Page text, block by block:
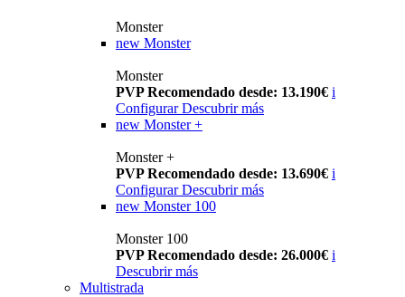
Monster
new Monster
Monster
PVP Recomendado desde: 13.190€ i
Configurar Descubrir más
new Monster +
Monster +
PVP Recomendado desde: 13.690€ i
Configurar Descubrir más
new Monster 100
Monster 100
PVP Recomendado desde: 26.000€ i
Descubrir más
Multistrada